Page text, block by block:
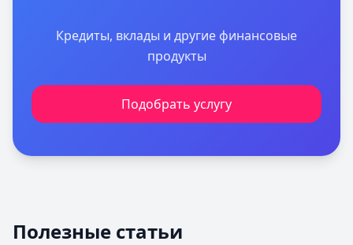
Кредиты, вклады и другие финансовые
продукты
Подобрать услугу
Полезные статьи